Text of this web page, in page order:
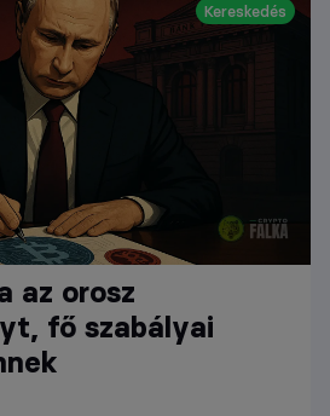
Kereskedés
az orosz
fő szabályai